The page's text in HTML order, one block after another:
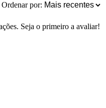
Ordenar por:
Seja o primeiro a avaliar!